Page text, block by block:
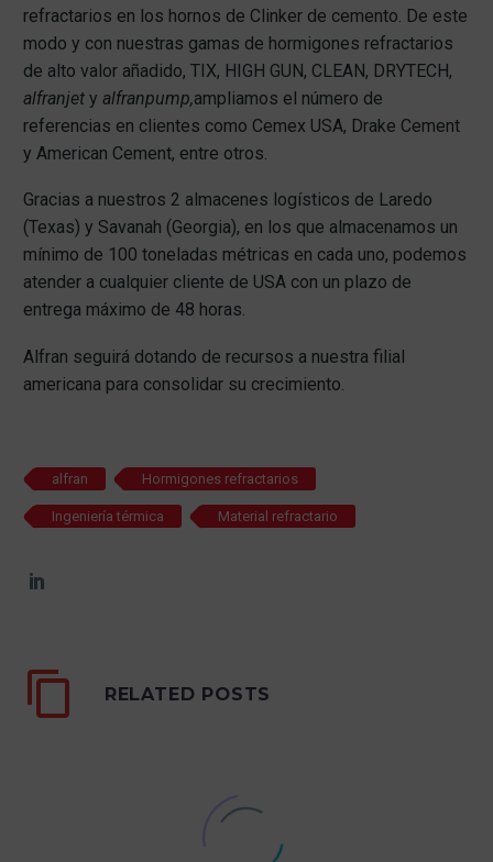
refractarios en los hornos de Clinker de cemento. De este
modo y con nuestras gamas de hormigones refractarios
de alto valor añadido, TIX, HIGH GUN, CLEAN, DRYTECH,
alfranjet y alfranpump,ampliamos el número de
referencias en clientes como Cemex USA, Drake Cement
y American Cement, entre otros.
Gracias a nuestros 2 almacenes logísticos de Laredo
(Texas) y Savanah (Georgia), en los que almacenamos un
mínimo de 100 toneladas métricas en cada uno, podemos
atender a cualquier cliente de USA con un plazo de
entrega máximo de 48 horas.
Alfran seguirá dotando de recursos a nuestra filial
americana para consolidar su crecimiento.
alfran Hormigones refractarios
Ingeniería térmica Material refractario
RELATED POSTS